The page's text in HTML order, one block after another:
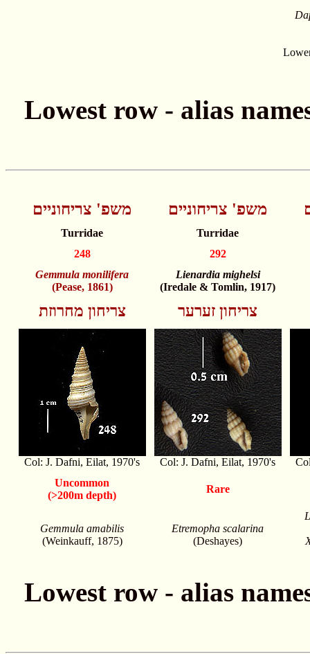
משפ' צריחוניים משפ' צריחוניים
Turridae
Turridae
248
292
Gemmula monilifera
(Pease, 1861)
Lienardia mighelsi
(Iredale & Tomlin, 1917)
צריחון מחרוזת צריחון זערער
Col: J. Dafni, Eilat, 1970's Col: J. Dafni, Eilat, 1970's
Uncommon
(>200m depth)
Rare
Gemmula amabilis
(Weinkauff, 1875)
Etremopha scalarina
(Deshayes)